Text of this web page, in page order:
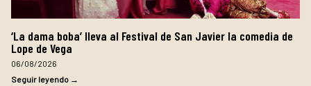
‘La dama boba’ lleva al Festival de San Javier la comedia de
Lope de Vega
06/08/2026
Seguir leyendo →